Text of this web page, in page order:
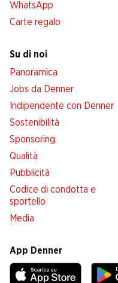
WhatsApp
Carte regalo
Su di noi
Panoramica
Jobs da Denner
Indipendente con Denner
Sostenibilità
Sponsoring
Qualità
Pubblicità
Codice di condotta e
sportello
Media
App Denner